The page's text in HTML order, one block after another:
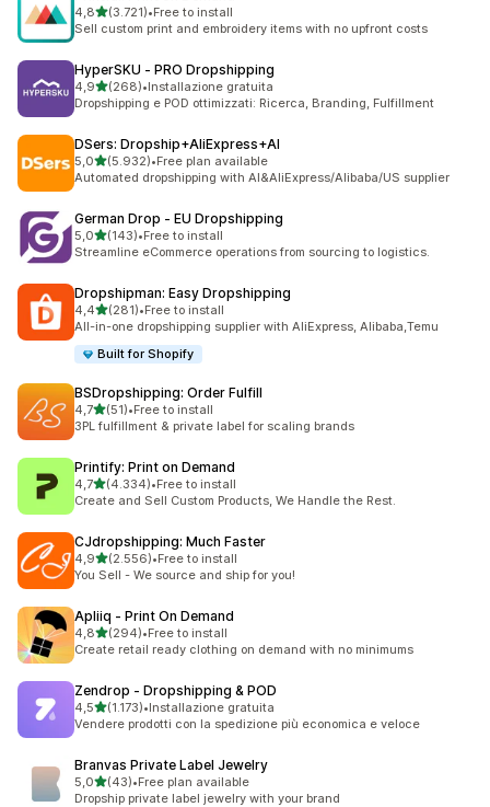
4,8stelle su 5
(3.721)
3721 recensioni totali
•Free to install
Sell custom print and embroidery items with no upfront costs
HyperSKU ‑ PRO Dropshipping
4,9stelle su 5
(268)
268 recensioni totali
•Installazione gratuita
Dropshipping e POD ottimizzati: Ricerca, Branding, Fulfillment
DSers: Dropship+AliExpress+AI
5,0stelle su 5
(5.932)
5932 recensioni totali
•Free plan available
Automated dropshipping with AI&AliExpress/Alibaba/US supplier
German Drop ‑ EU Dropshipping
5,0stelle su 5
(143)
143 recensioni totali
•Free to install
Streamline eCommerce operations from sourcing to logistics.
Dropshipman: Easy Dropshipping
4,4stelle su 5
(281)
281 recensioni totali
•Free to install
All-in-one dropshipping supplier with AliExpress, Alibaba,Temu
Built for Shopify
BSDropshipping: Order Fulfill
4,7stelle su 5
(51)
51 recensioni totali
•Free to install
3PL fulfillment & private label for scaling brands
Printify: Print on Demand
4,7stelle su 5
(4.334)
4334 recensioni totali
•Free to install
Create and Sell Custom Products, We Handle the Rest.
CJdropshipping: Much Faster
4,9stelle su 5
(2.556)
2556 recensioni totali
•Free to install
You Sell - We source and ship for you!
Apliiq ‑ Print On Demand
4,8stelle su 5
(294)
294 recensioni totali
•Free to install
Create retail ready clothing on demand with no minimums
Zendrop ‑ Dropshipping & POD
4,5stelle su 5
(1.173)
1173 recensioni totali
•Installazione gratuita
Vendere prodotti con la spedizione più economica e veloce
Branvas Private Label Jewelry
5,0stelle su 5
(43)
43 recensioni totali
•Free plan available
Dropship private label jewelry with your brand